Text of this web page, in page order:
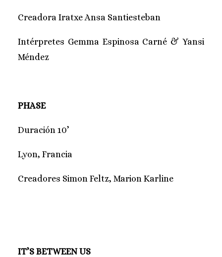
Creadora Iratxe Ansa Santiesteban
Intérpretes Gemma Espinosa Carné & Yansi
Méndez
PHASE
Duración 10’
Lyon, Francia
Creadores Simon Feltz, Marion Karline
IT’S BETWEEN US